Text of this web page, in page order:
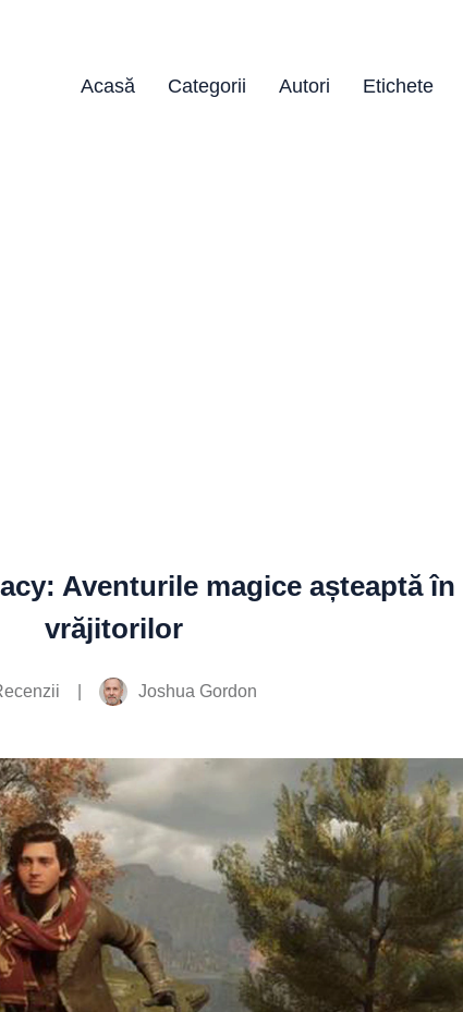
Acasă Categorii Autori Etichete
Aventurile magice așteaptă în
vrăjitorilor
Joshua Gordon